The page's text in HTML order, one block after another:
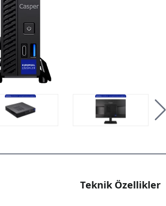
Teknik Özellikler